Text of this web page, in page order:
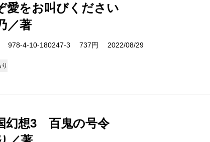
愛をお叫びください
／著
978-4-10-180247-3 737円 2022/08/29
幻想3 百鬼の号令